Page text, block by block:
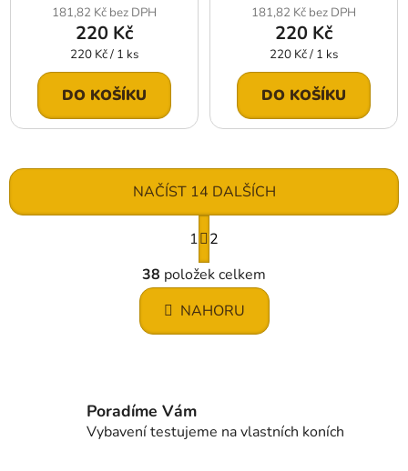
181,82 Kč bez DPH
220 Kč
Měrná
cena:
220 Kč / 1 ks
DO KOŠÍKU
181,82 Kč bez DPH
220 Kč
Měrná
cena:
220 Kč / 1 ks
DO KOŠÍKU
O
v
l
á
d
r
NAČÍST 14 DALŠÍCH
S
t
r
á
n
k
1
2
38 položek celkem
NAHORU
Poradíme Vám
Vybavení testujeme na vlastních koních